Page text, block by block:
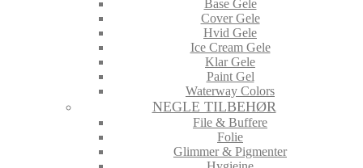
Base Gele
Cover Gele
Hvid Gele
Ice Cream Gele
Klar Gele
Paint Gel
Waterway Colors
NEGLE TILBEHØR
File & Buffere
Folie
Glimmer & Pigmenter